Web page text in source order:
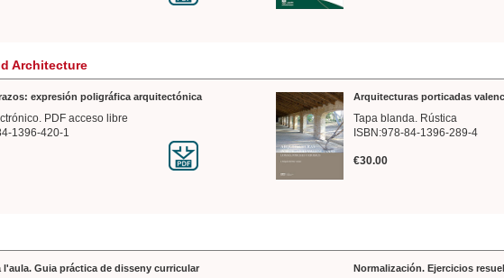
Architecture
expresión poligráfica arquitectónica
PDF acceso libre
1396-420-1
Arquitecturas porticadas
Tapa blanda. Rústica
ISBN:978-84-1396-289-4
€30.00
l'aula. Guia práctica de disseny curricular Normalización. Ejercicios